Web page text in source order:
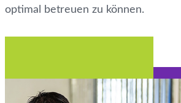
optimal betreuen zu können.